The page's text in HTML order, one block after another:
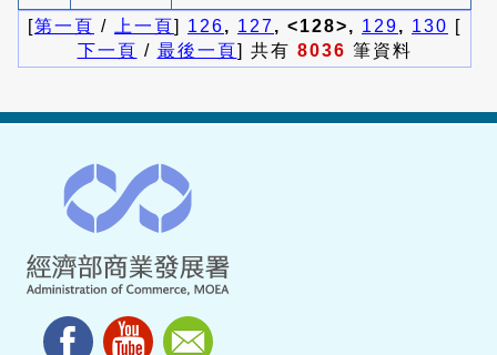
[第一頁 / 上一頁] 126, 127, <128>, 129, 130 [
下一頁 / 最後一頁] 共有 8036 筆資料